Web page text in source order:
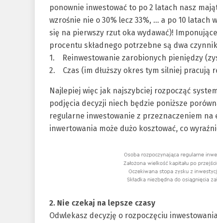
ponownie inwestować to po 2 latach nasz
wzrośnie nie o 30% lecz 33%, … a po 10 latach
się na pierwszy rzut oka wydawać)!
procentu składnego potrzebne są dwa
1. Reinwestowanie zarobionych pieniędzy
2. Czas (im dłuższy okres tym silniej pracują
Najlepiej więc jak najszybciej rozpocząć
podjęcia decyzji niech będzie poniższe
regularne inwestowanie z przeznaczeniem
inwertowania może dużo kosztować, co
2. Nie czekaj na lepsze czasy
Odwlekasz decyzję o rozpoczęciu